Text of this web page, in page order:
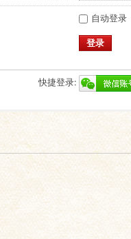
自动登录
登录
快捷登录: